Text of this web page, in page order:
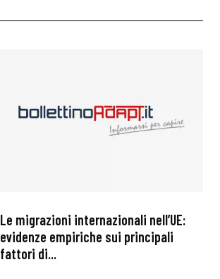
Le migrazioni internazionali nell’UE:
evidenze empiriche sui principali
fattori di...